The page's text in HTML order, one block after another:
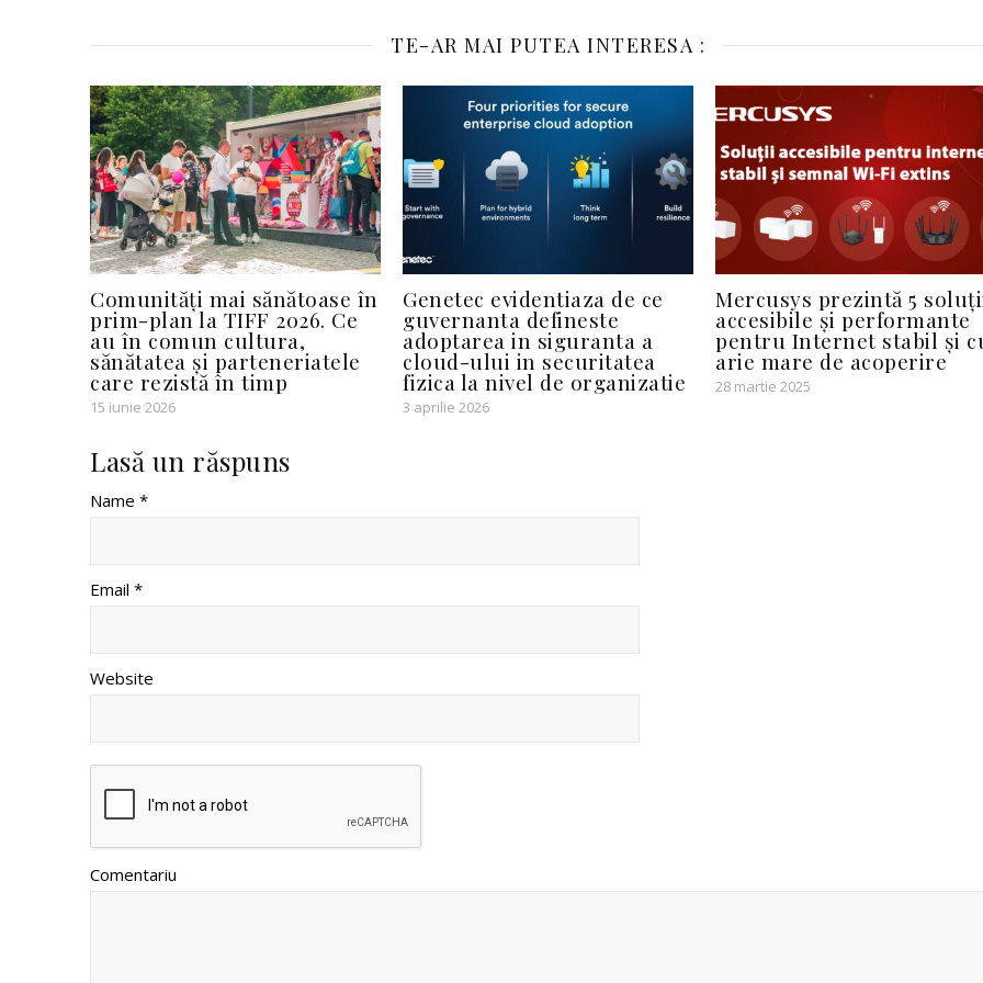
TE-AR MAI PUTEA INTERESA :
Comunități mai sănătoase în
prim-plan la TIFF 2026. Ce
au în comun cultura,
sănătatea și parteneriatele
care rezistă în timp
15 iunie 2026
Genetec evidentiaza de ce
guvernanta defineste
adoptarea in siguranta a
cloud-ului in securitatea
fizica la nivel de organizatie
3 aprilie 2026
Mercusys prezintă 5
accesibile și performante
pentru Internet stabil și
arie mare de acoperire
28 martie 2025
Lasă un răspuns
Name *
Email *
Website
Comentariu